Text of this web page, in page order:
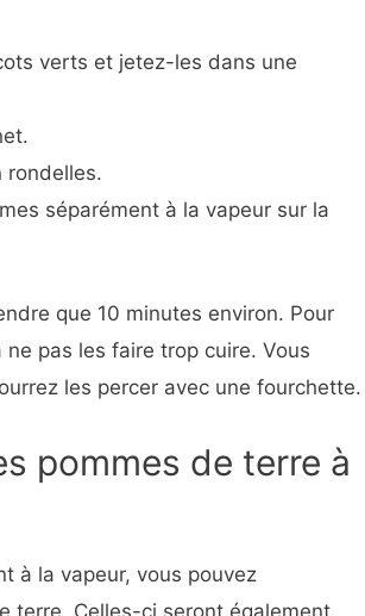
verts et jetez-les dans une
rondelles.
séparément à la vapeur sur la
que 10 minutes environ. Pour
pas les faire trop cuire. Vous
les percer avec une fourchette.
pommes de terre à
à la vapeur, vous pouvez
terre. Celles-ci seront également